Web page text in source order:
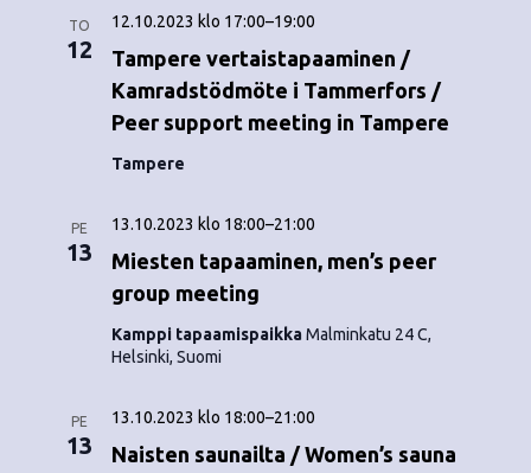
TO
12
Tampere vertaistapaaminen /
Kamradstödmöte i Tammerfors /
Peer support meeting in Tampere
12.10.2023 klo 17:00–19:00
Tampere
PE
13
Miesten tapaaminen, men’s peer
group meeting
13.10.2023 klo 18:00–21:00
Kamppi tapaamispaikkaMalminkatu 24 C,
Helsinki, Suomi
PE
13
Naisten saunailta / Women’s sauna
13.10.2023 klo 18:00–21:00